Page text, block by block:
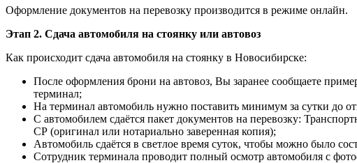
Оформление документов на перевозку производится в режиме онлайн.
Этап 2. Сдача автомобиля на стоянку или автовоз
Как происходит сдача автомобиля на стоянку в Новосибирске:
После оформления брони на автовоз, Вы заранее сообщаете
терминал;
На терминал автомобиль нужно поставить минимум за сутки до
С автомобилем сдаётся пакет документов на перевозку:
СР (оригинал или нотариально заверенная копия);
Автомобиль сдаётся в светлое время суток, чтобы можно было
Сотрудник терминала проводит полный осмотр автомобиля с